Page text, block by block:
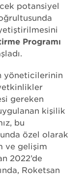
potansiyel
Programı
yöneticilerinin
gereken
kişilik
bu
özel olarak
ve gelişim
2022’de
Roketsan